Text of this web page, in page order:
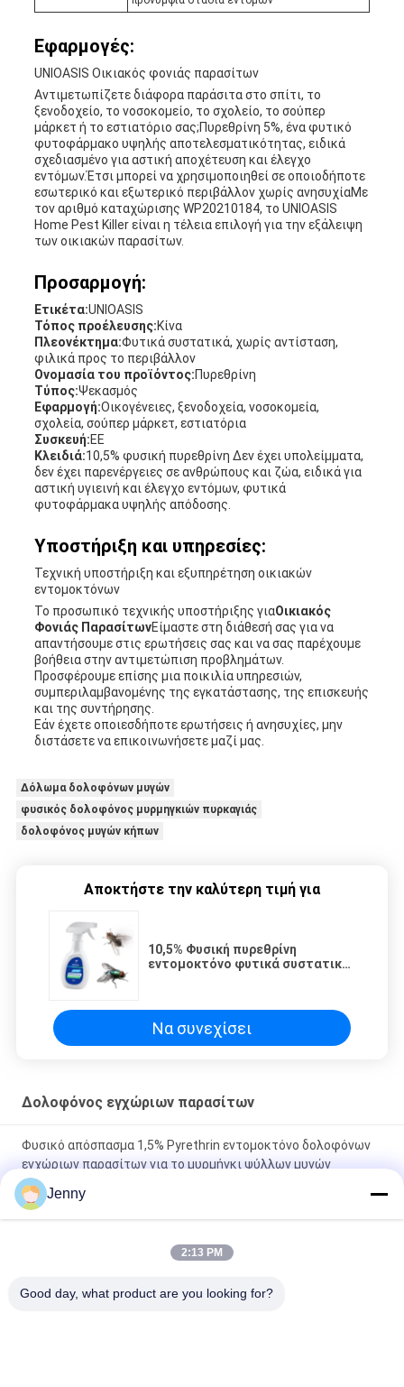
Εφαρμογές:
UNIOASIS Οικιακός φονιάς παρασίτων
Αντιμετωπίζετε διάφορα παράσιτα στο σπίτι, το
ξενοδοχείο, το νοσοκομείο, το σχολείο, το σούπερ
μάρκετ ή το εστιατόριο σας;Πυρεθρίνη 5%, ένα φυτικό
φυτοφάρμακο υψηλής αποτελεσματικότητας, ειδικά
σχεδιασμένο για αστική αποχέτευση και έλεγχο
εντόμων.Έτσι μπορεί να χρησιμοποιηθεί σε οποιοδήποτε
εσωτερικό και εξωτερικό περιβάλλον χωρίς ανησυχίαΜε
τον αριθμό καταχώρισης WP20210184, το UNIOASIS
Home Pest Killer είναι η τέλεια επιλογή για την εξάλειψη
των οικιακών παρασίτων.
Προσαρμογή:
Ετικέτα:UNIOASIS
Τόπος προέλευσης:Κίνα
Πλεονέκτημα:Φυτικά συστατικά, χωρίς αντίσταση,
φιλικά προς το περιβάλλον
Ονομασία του προϊόντος:Πυρεθρίνη
Τύπος:Ψεκασμός
Εφαρμογή:Οικογένειες, ξενοδοχεία, νοσοκομεία,
σχολεία, σούπερ μάρκετ, εστιατόρια
Συσκευή:ΕΕ
Κλειδιά:10,5% φυσική πυρεθρίνη Δεν έχει υπολείμματα,
δεν έχει παρενέργειες σε ανθρώπους και ζώα, ειδικά για
αστική υγιεινή και έλεγχο εντόμων, φυτικά
φυτοφάρμακα υψηλής απόδοσης.
Υποστήριξη και υπηρεσίες:
Τεχνική υποστήριξη και εξυπηρέτηση οικιακών
εντομοκτόνων
Το προσωπικό τεχνικής υποστήριξης γιαΟικιακός
Φονιάς ΠαρασίτωνΕίμαστε στη διάθεσή σας για να
απαντήσουμε στις ερωτήσεις σας και να σας παρέχουμε
βοήθεια στην αντιμετώπιση προβλημάτων.
Προσφέρουμε επίσης μια ποικιλία υπηρεσιών,
συμπεριλαμβανομένης της εγκατάστασης, της επισκευής
και της συντήρησης.
Εάν έχετε οποιεσδήποτε ερωτήσεις ή ανησυχίες, μην
διστάσετε να επικοινωνήσετε μαζί μας.
Δόλωμα δολοφόνων μυγών
φυσικός δολοφόνος μυρμηγκιών πυρκαγιάς
δολοφόνος μυγών κήπων
Αποκτήστε την καλύτερη τιμή για
10,5% Φυσική πυρεθρίνη
εντομοκτόνο φυτικά συστατικά
μυρμήγκια κοριούς
Να συνεχίσει
Δολοφόνος εγχώριων παρασίτων
Φυσικό απόσπασμα 1,5% Pyrethrin εντομοκτόνο δολοφόνων
εγχώριων παρασίτων για το μυρμήγκι ψύλλων μυγών
κουνουπιών κατσαρίδων
10% Βήτα Cypermethrin SC Οικιακό μυρμηγκιτοφονικό
εντομοκτόνο εσωτερικές μύγες κουνούπια αστικά παράσιτα
Πεστών Φονικό Μύγες για τα σκουπίδια
Jenny
2:13 PM
Good day, what product are you looking for?